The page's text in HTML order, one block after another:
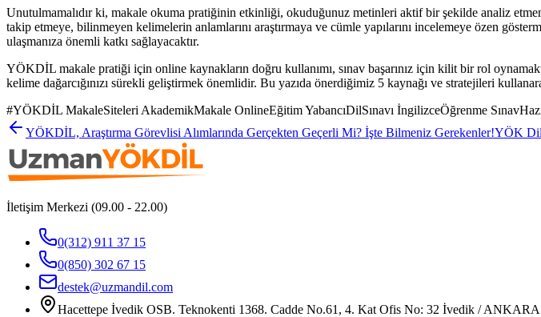
Unutulmamalıdır ki, makale okuma pratiğinin etkinliği, okuduğunuz metinleri aktif bir şekilde analiz
takip etmeye, bilinmeyen kelimelerin anlamlarını araştırmaya ve cümle yapılarını incelemeye özen
ulaşmanıza önemli katkı sağlayacaktır.
YÖKDİL makale pratiği için online kaynakların doğru kullanımı, sınav başarınız için kilit bir rol
kelime dağarcığınızı sürekli geliştirmek önemlidir. Bu yazıda önerdiğimiz 5 kaynağı ve stratejileri
#YÖKDİL MakaleSiteleri AkademikMakale OnlineEğitim YabancıDilSınavı İngilizceÖğrenme
YÖKDİL, Araştırma Görevlisi Alımlarında Gerçekten Geçerli Mi? İşte Bilmeniz Gerekenler!YÖK Dil
İletişim Merkezi (09.00 - 22.00)
0(312) 911 37 15
0(850) 302 67 15
destek@uzmandil.com
Hacettepe İvedik OSB. Teknokenti 1368. Cadde No.61, 4. Kat Ofis No: 32 İvedik / ANKARA